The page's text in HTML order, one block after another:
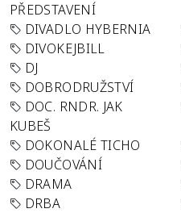
PŘEDSTAVENÍ
DIVADLO HYBERNIA
DIVOKEJBILL
DJ
DOBRODRUŽSTVÍ
DOC. RNDR. JAK
KUBEŠ
DOKONALÉ TICHO
DOUČOVÁNÍ
DRAMA
DRBA